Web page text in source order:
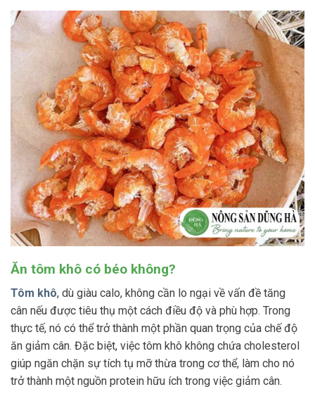
Ăn tôm khô có béo không?
Tôm khô, dù giàu calo, không cần lo ngại về vấn đề tăng
cân nếu được tiêu thụ một cách điều độ và phù hợp. Trong
thực tế, nó có thể trở thành một phần quan trọng của chế độ
ăn giảm cân. Đặc biệt, việc tôm khô không chứa cholesterol
giúp ngăn chặn sự tích tụ mỡ thừa trong cơ thể, làm cho nó
trở thành một nguồn protein hữu ích trong việc giảm cân.